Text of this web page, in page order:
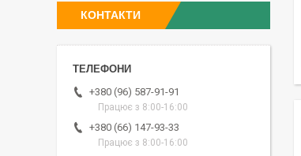
КОНТАКТИ
+380 (96) 587-91-91
Працює з 8:00-16:00
+380 (66) 147-93-33
Працює з 8:00-16:00